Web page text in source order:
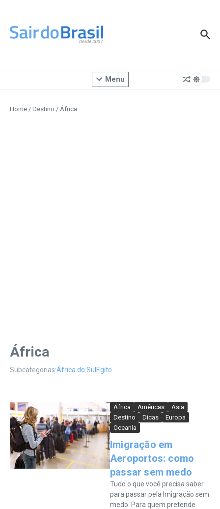
Menu
Home / Destino / África
África
Subcategorias:África do Sul Egito
África Américas
Ásia
Destino
Dicas
Europa
Oceanía
Imigração em
Aeroportos: como
passar sem medo
Tudo o que você precisa saber
para passar pela Imigração sem
medo. Para quem pretende